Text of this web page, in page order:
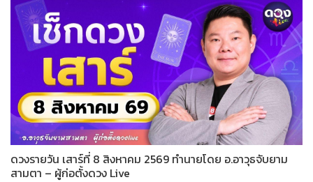
ดวงรายวัน เสาร์ที่ 8 สิงหาคม 2569 ทำนายโดย อ.อาวุธจับยาม
สามตา – ผู้ก่อตั้งดวง Live